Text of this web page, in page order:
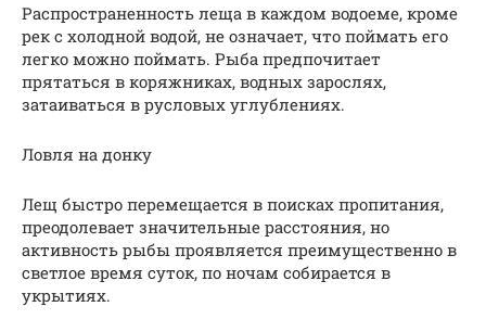
Распространенность леща в каждом водоеме, кроме
рек с холодной водой, не означает, что поймать его
легко можно поймать. Рыба предпочитает
прятаться в коряжниках, водных зарослях,
затаиваться в русловых углублениях.
Ловля на донку
Лещ быстро перемещается в поисках пропитания,
преодолевает значительные расстояния, но
активность рыбы проявляется преимущественно в
светлое время суток, по ночам собирается в
укрытиях.